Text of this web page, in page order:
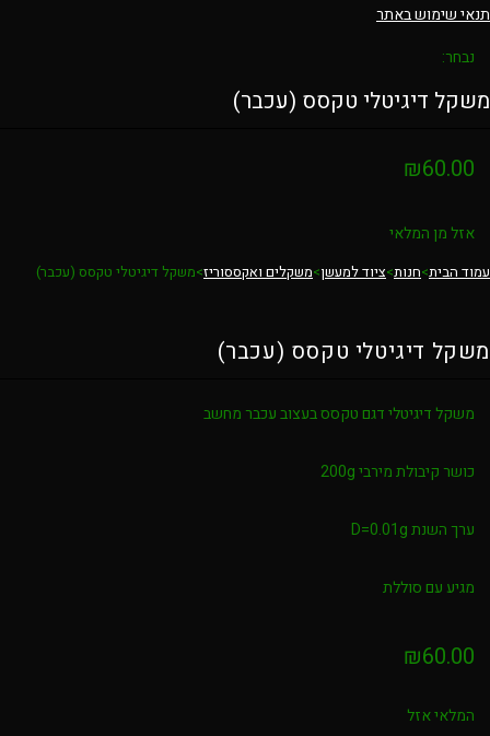
תנאי שימוש באתר
נבחר:
משקל דיגיטלי טקסס (עכבר)
₪60.00
אזל מן המלאי
עמוד הבית>חנות>ציוד למעשן>משקלים ואקססוריז>משקל דיגיטלי טקסס (עכבר)
משקל דיגיטלי טקסס (עכבר)
משקל דיגיטלי דגם טקסס בעצוב עכבר מחשב
כושר קיבולת מירבי 200g
ערך השנת D=0.01g
מגיע עם סוללת
₪60.00
המלאי אזל